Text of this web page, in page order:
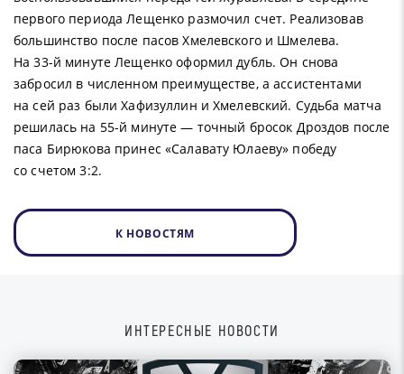
первого периода Лещенко размочил счет. Реализовав
большинство после пасов Хмелевского и Шмелева.
На 33-й минуте Лещенко оформил дубль. Он снова
забросил в численном преимуществе, а ассистентами
на сей раз были Хафизуллин и Хмелевский. Судьба матча
решилась на 55-й минуте — точный бросок Дроздов после
паса Бирюкова принес «Салавату Юлаеву» победу
со счетом 3:2.
К НОВОСТЯМ
ИНТЕРЕСНЫЕ НОВОСТИ